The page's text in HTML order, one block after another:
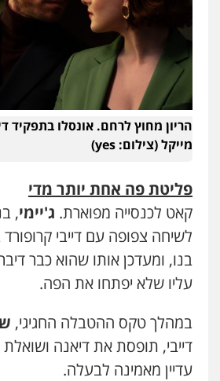
הריון מחוץ לרחם. אונסלו בתפקיד
מייקל (צילום: yes)
פליטת פה אחת יותר מדי
קאט לכנסייה מפוארת. ג'יימי,
לשיחה צפופה עם דייבי
בנו, ומעדכן אותו שהוא כבר
עליו שלא יפתחו את הפה.
במהלך טקס ההטבלה החגיגי,
דייבי, תופסת את דיאנה
עדיין מאמינה לבעלה.